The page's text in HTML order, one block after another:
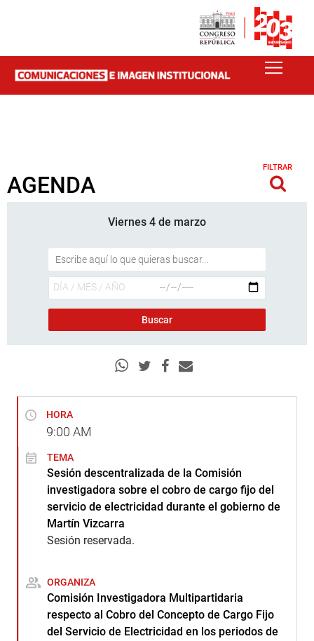
AGENDA
FILTRAR
Viernes 4 de marzo
HORA
9:00 AM
TEMA
Sesión descentralizada de la Comisión
investigadora sobre el cobro de cargo fijo del
servicio de electricidad durante el gobierno de
Martín Vizcarra
Sesión reservada.
ORGANIZA
Comisión Investigadora Multipartidaria
respecto al Cobro del Concepto de Cargo Fijo
del Servicio de Electricidad en los periodos de